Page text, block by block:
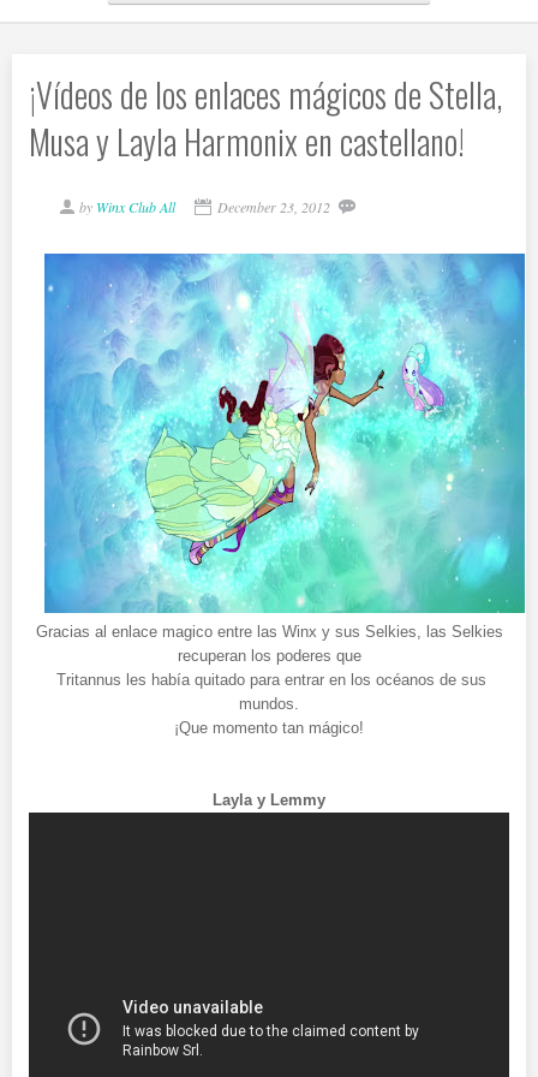
¡Vídeos de los enlaces mágicos de Stella,
Musa y Layla Harmonix en castellano!
by Winx Club All December 23, 2012
Gracias al enlace magico entre las Winx y sus Selkies, las Selkies
recuperan los poderes que
Tritannus les había quitado para entrar en los océanos de sus
mundos.
¡Que momento tan mágico!
Layla y Lemmy